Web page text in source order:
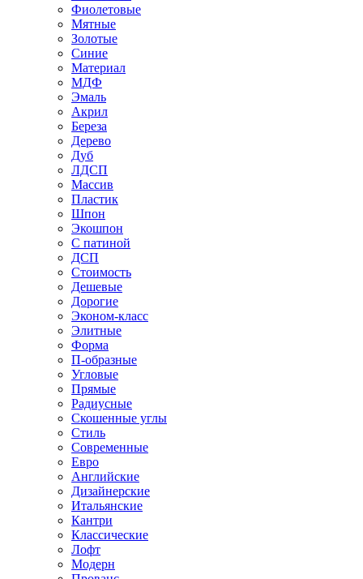
Фиолетовые
Мятные
Золотые
Синие
Материал
МДФ
Эмаль
Акрил
Береза
Дерево
Дуб
ЛДСП
Массив
Пластик
Шпон
Экошпон
С патиной
ДСП
Стоимость
Дешевые
Дорогие
Эконом-класс
Элитные
Форма
П-образные
Угловые
Прямые
Радиусные
Скошенные углы
Стиль
Современные
Евро
Английские
Дизайнерские
Итальянские
Кантри
Классические
Лофт
Модерн